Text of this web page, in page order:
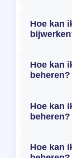
Hoe kan
Hoe kan
beheren?
Hoe kan
beheren?
Hoe kan